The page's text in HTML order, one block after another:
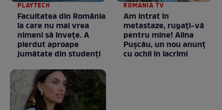
PLAYTECH
Facultatea din România
la care nu mai vrea
nimeni să înveţe. A
pierdut aproape
jumătate din studenţi
ROMANIA TV
Am intrat în
metastaze, rugaţi-vă
pentru mine! Alina
Puşcău, un nou anunţ
cu ochii în lacrimi